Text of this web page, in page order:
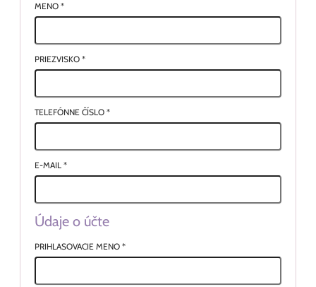
MENO *
PRIEZVISKO *
TELEFÓNNE ČÍSLO *
E-MAIL *
Údaje o účte
PRIHLASOVACIE MENO *